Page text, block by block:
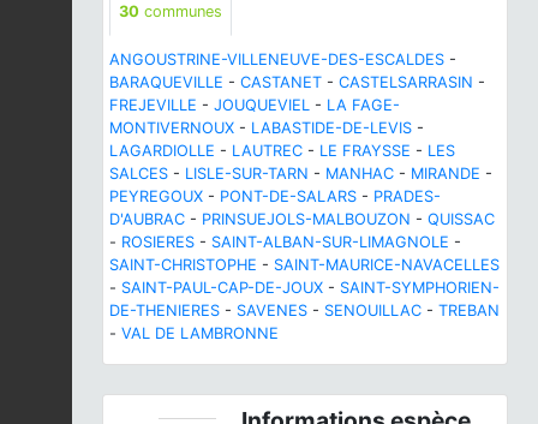
30 communes
ANGOUSTRINE-VILLENEUVE-DES-ESCALDES -
BARAQUEVILLE - CASTANET - CASTELSARRASIN -
FREJEVILLE - JOUQUEVIEL - LA FAGE-
MONTIVERNOUX - LABASTIDE-DE-LEVIS -
LAGARDIOLLE - LAUTREC - LE FRAYSSE - LES
SALCES - LISLE-SUR-TARN - MANHAC - MIRANDE -
PEYREGOUX - PONT-DE-SALARS - PRADES-
D'AUBRAC - PRINSUEJOLS-MALBOUZON - QUISSAC
- ROSIERES - SAINT-ALBAN-SUR-LIMAGNOLE -
SAINT-CHRISTOPHE - SAINT-MAURICE-NAVACELLES
- SAINT-PAUL-CAP-DE-JOUX - SAINT-SYMPHORIEN-
DE-THENIERES - SAVENES - SENOUILLAC - TREBAN
- VAL DE LAMBRONNE